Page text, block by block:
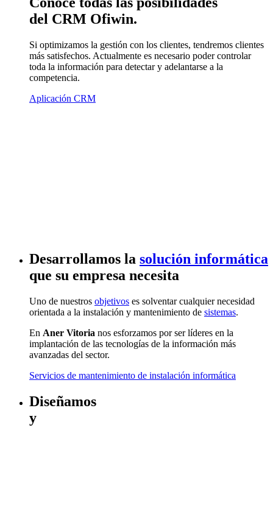
del CRM Ofiwin.
Si optimizamos la gestión con los clientes, tendremos clientes
más satisfechos. Actualmente es necesario poder controlar
toda la información para detectar y adelantarse a la
competencia.
Aplicación CRM
Desarrollamos la solución informática
que su empresa necesita
Uno de nuestros objetivos es solventar cualquier necesidad
orientada a la instalación y mantenimiento de sistemas.
En Aner Vitoria nos esforzamos por ser líderes en la
implantación de las tecnologías de la información más
avanzadas del sector.
Servicios de mantenimiento de instalación informática
Diseñamos
y